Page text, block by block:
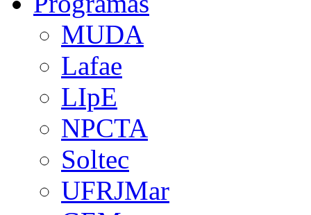
MUDA
Lafae
LIpE
NPCTA
Soltec
UFRJMar